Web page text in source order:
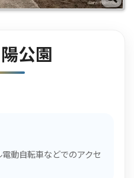
公園
動自転車などでのアクセ